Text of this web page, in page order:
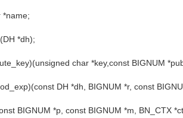
*dh);
char *key,const BIGNUM
DH *dh, BIGNUM *r, const
*p, const BIGNUM *m, BN_CTX